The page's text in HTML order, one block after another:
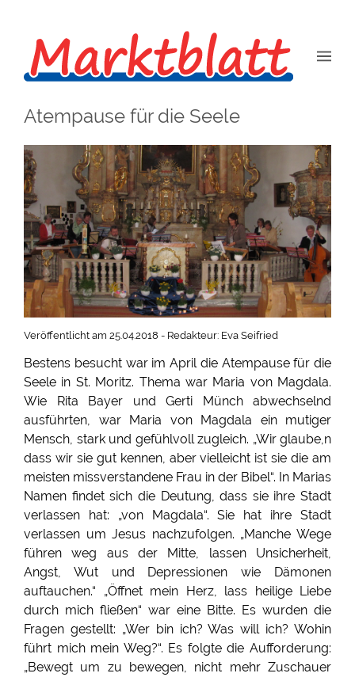
Atempause für die Seele
Veröffentlicht am 25.04.2018 - Redakteur: Eva Seifried
Bestens besucht war im April die Atempause für die
Seele in St. Moritz. Thema war Maria von Magdala.
Wie Rita Bayer und Gerti Münch abwechselnd
ausführten, war Maria von Magdala ein mutiger
Mensch, stark und gefühlvoll zugleich. „Wir glaube,n
dass wir sie gut kennen, aber vielleicht ist sie die am
meisten missverstandene Frau in der Bibel“. In Marias
Namen findet sich die Deutung, dass sie ihre Stadt
verlassen hat: „von Magdala“. Sie hat ihre Stadt
verlassen um Jesus nachzufolgen. „Manche Wege
führen weg aus der Mitte, lassen Unsicherheit,
Angst, Wut und Depressionen wie Dämonen
auftauchen.“ „Öffnet mein Herz, lass heilige Liebe
durch mich fließen“ war eine Bitte. Es wurden die
Fragen gestellt: „Wer bin ich? Was will ich? Wohin
führt mich mein Weg?“. Es folgte die Aufforderung:
„Bewegt um zu bewegen, nicht mehr Zuschauer